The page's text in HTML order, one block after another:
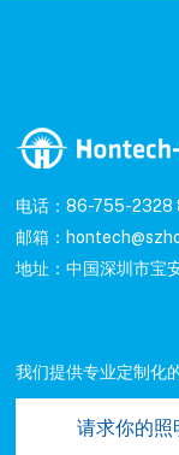
电话：86-755-2328
邮箱：
地址：中国深圳市宝
我们提供专业定制化
请求你的照